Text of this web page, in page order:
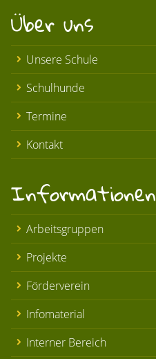
Über uns
Unsere Schule
Schulhunde
Termine
Kontakt
Informationen
Arbeitsgruppen
Projekte
Förderverein
Infomaterial
Interner Bereich